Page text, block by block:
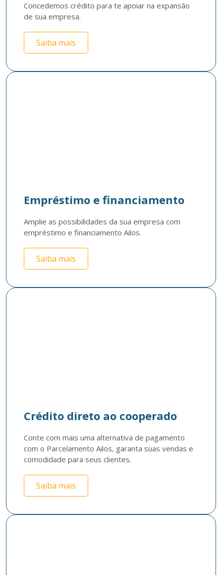
Concedemos crédito para te apoiar na expansão
de sua empresa.
Saiba mais
Empréstimo e financiamento
Amplie as possibilidades da sua empresa com
empréstimo e financiamento Ailos.
Saiba mais
Crédito direto ao cooperado
Conte com mais uma alternativa de pagamento
com o Parcelamento Ailos, garanta suas vendas e
comodidade para seus clientes.
Saiba mais